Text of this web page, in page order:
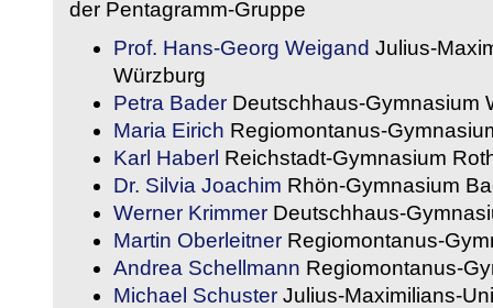
der Pentagramm-Gruppe
Prof. Hans-Georg Weigand Julius-
Würzburg
Petra Bader Deutschhaus-Gymnasium
Maria Eirich Regiomontanus-
Karl Haberl Reichstadt-Gymnasium
Dr. Silvia Joachim Rhön-Gymnasium
Werner Krimmer Deutschhaus-
Martin Oberleitner Regiomontanus-
Andrea Schellmann Regiomontanus-
Michael Schuster Julius-Maximilians-